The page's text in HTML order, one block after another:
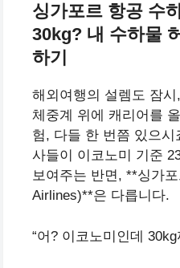
싱가포르 항공 수
30kg? 내 수하물
하기
해외여행의 설렘도 잠
체중계 위에 캐리어를
험, 다들 한 번쯤 있으
사들이 이코노미 기준
보여주는 반면, **싱가
Airlines)**은 다릅니다.
“어? 이코노미인데